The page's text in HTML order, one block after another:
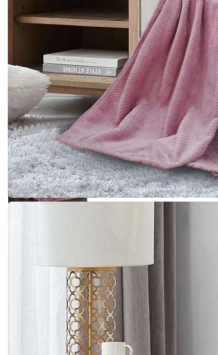
978 ₽
Плед "Квадрат"
0
Есть в наличии
Арт.0000472
Подробнее
0000478
Подробнее